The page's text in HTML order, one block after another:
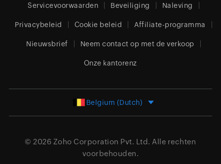
Servicevoorwaarden Beveiliging Naleving
Privacybeleid Cookie beleid Affiliate-programma
Nieuwsbrief Neem contact op met de verkoop
Onze kantorenz
Belgium (Dutch)
© 2026 Zoho Corporation Pvt. Ltd. Alle rechten
voorbehouden.